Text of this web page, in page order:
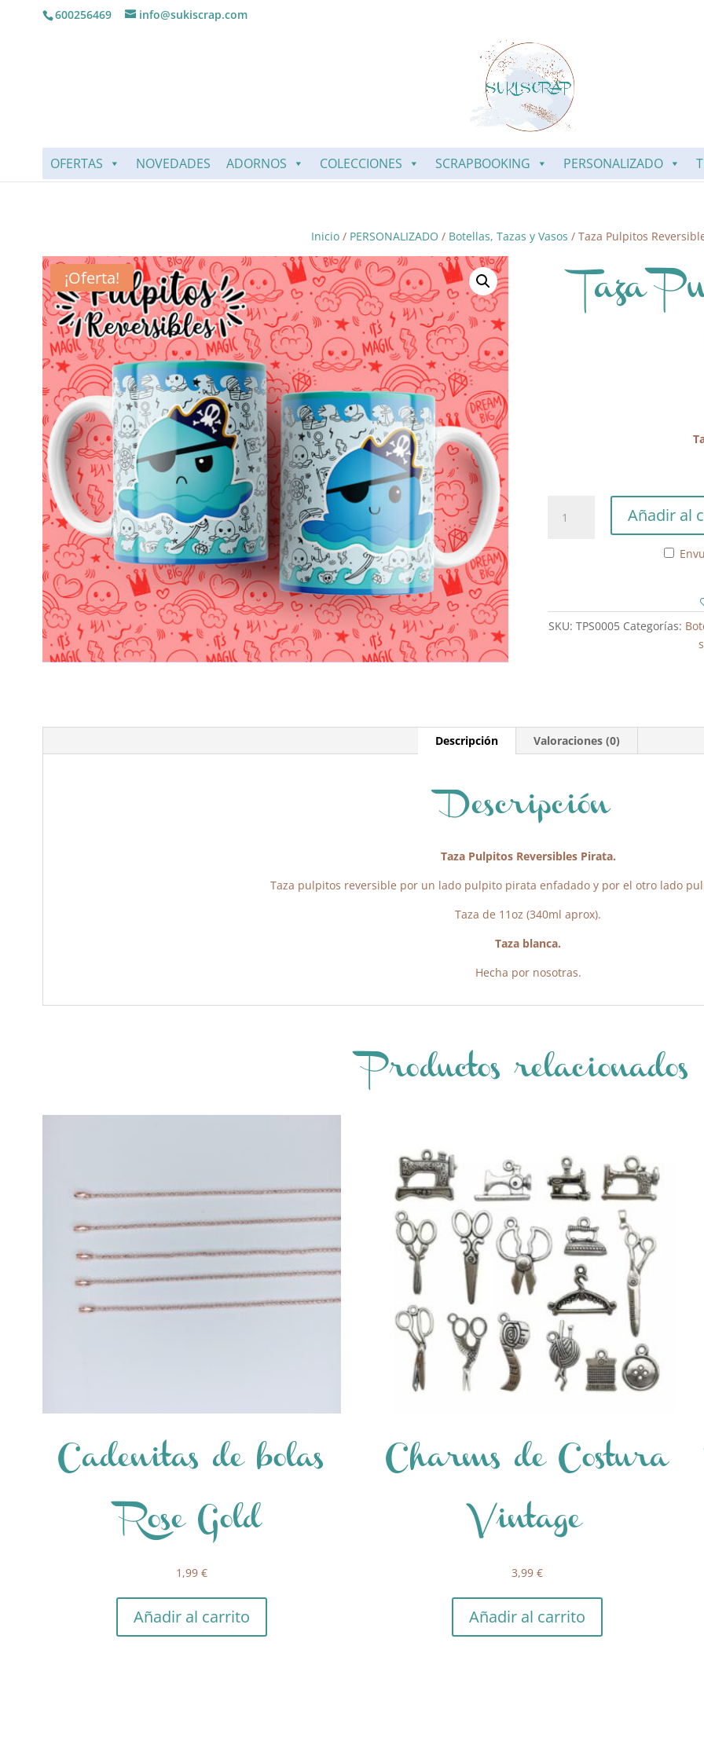
600256469 info@sukiscrap.com
OFERTAS NOVEDADES ADORNOS COLECCIONES SCRAPBOOKING PERSONALIZADO
Inicio/ PERSONALIZADO / Botellas, Tazas y Vasos / Taza Pulpitos
¡Oferta!
Taza
Pulpitos
Añadir al
SKU: TPS0005 Categorías:
Descripción Valoraciones (0)
Descripción
Taza Pulpitos Reversibles Pirata.
Taza pulpitos reversible por un lado pulpito pirata enfadado y por el otro lado
Taza de 11oz (340ml aprox).
Taza blanca.
Hecha por nosotras.
Productos relacionados
Cadenitas de bolas
Rose Gold
1,99 €
Añadir al carrito
Charms de Costura
Vintage
3,99€
Añadir al carrito